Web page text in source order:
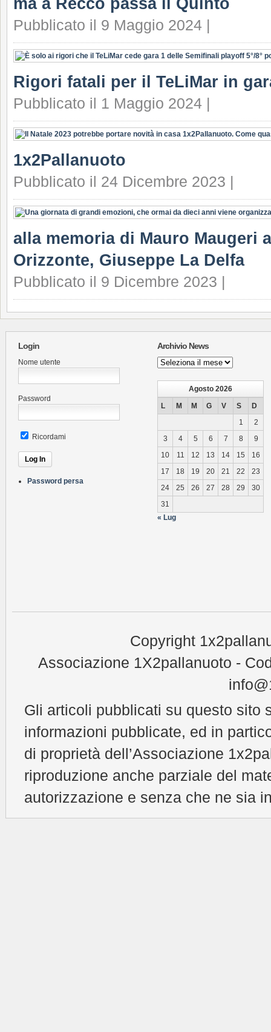
ma a Recco passa il Quinto
Pubblicato il 9 Maggio 2024 |
Rigori fatali per il TeLiMar in
Pubblicato il 1 Maggio 2024 |
1x2Pallanuoto
Pubblicato il 24 Dicembre 2023 |
alla memoria di Mauro Maugeri
Orizzonte, Giuseppe La Delfa
Pubblicato il 9 Dicembre 2023 |
Login
Nome utente
Password
Ricordami
Password persa
Archivio News
Archivio
News
Agosto 2026
L
M M G V S
D
1
2
3
4 5 6 7 8
9
10
11 12 13 14 15
16
17
18 19 20 21 22
23
24
25 26 27 28 29
30
31
« Lug
Copyright
Associazione 1X2pallanuoto -
Gli articoli pubblicati su questo sito
informazioni pubblicate, ed in
di proprietà dell’Associazione
riproduzione anche parziale del
autorizzazione e senza che ne sia